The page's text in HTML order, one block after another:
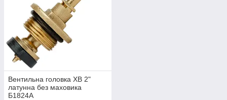
Вентильна головка ХВ 2"
латунна без маховика
Б1824А